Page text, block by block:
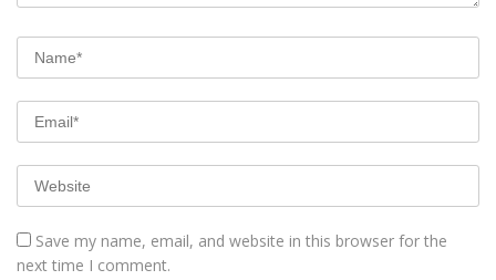
Save my name, email, and website in this browser for the
next time I comment.